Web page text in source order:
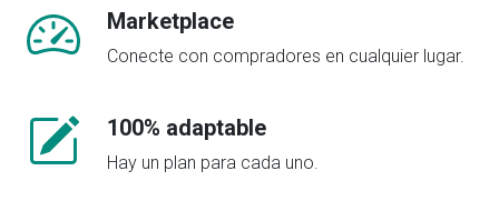
Marketplace
Conecte con compradores en cualquier lugar.
100% adaptable
Hay un plan para cada uno.